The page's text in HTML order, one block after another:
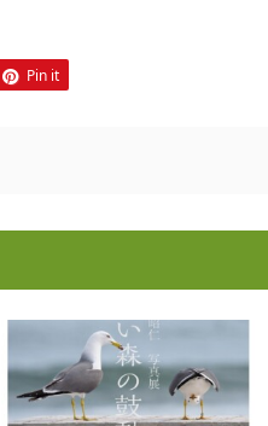
Pin it